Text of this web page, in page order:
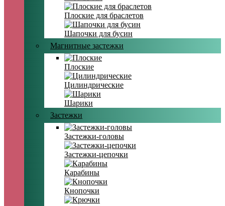
Плоские для браслетов
Шапочки для бусин
Магнитные застежки
Плоские
Цилиндрические
Шарики
Застежки
Застежки-головы
Застежки-цепочки
Карабины
Кнопочки